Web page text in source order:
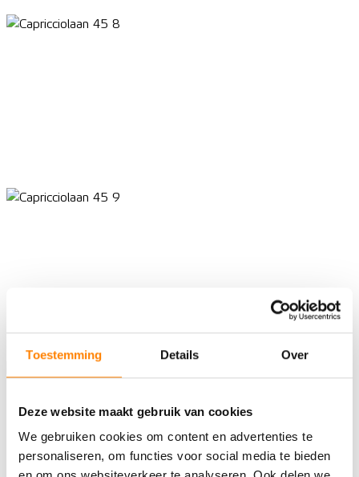
Toestemming Details Over
Deze website maakt gebruik van cookies
We gebruiken cookies om content en advertenties te
personaliseren, om functies voor social media te bieden